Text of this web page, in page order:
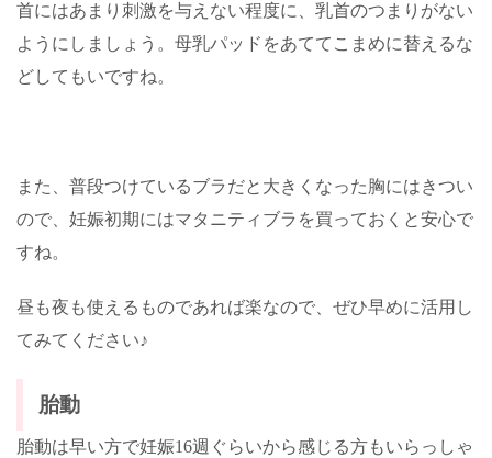
首にはあまり刺激を与えない程度に、乳首のつまりがない
ようにしましょう。母乳パッドをあててこまめに替えるな
どしてもいですね。
また、普段つけているブラだと大きくなった胸にはきつい
ので、妊娠初期にはマタニティブラを買っておくと安心で
すね。
昼も夜も使えるものであれば楽なので、ぜひ早めに活用し
てみてください♪
胎動
胎動は早い方で妊娠16週ぐらいから感じる方もいらっしゃ